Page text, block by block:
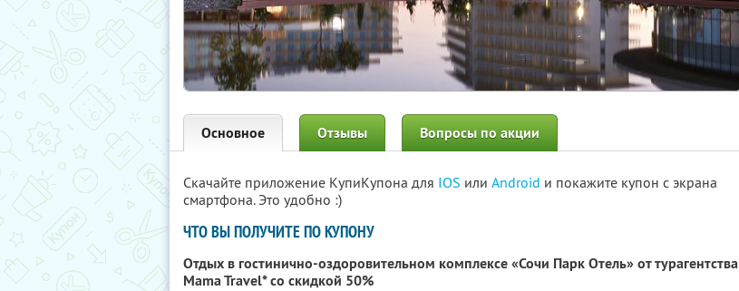
Основное Отзывы Вопросы по акции
Скачайте приложение КупиКупона для IOS или Android и покажите купон с экрана
смартфона. Это удобно :)
ЧТО ВЫ ПОЛУЧИТЕ ПО КУПОНУ
Отдых в гостинично-оздоровительном комплексе «Сочи Парк Отель» от турагентства
Mama Travel* со скидкой 50%